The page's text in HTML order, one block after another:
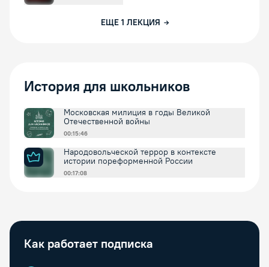
ЕЩЕ 1 ЛЕКЦИЯ
История для школьников
Московская милиция в годы Великой
Отечественной войны
00:15:46
Народовольческой террор в контексте
истории пореформенной России
00:17:08
Как работает подписка